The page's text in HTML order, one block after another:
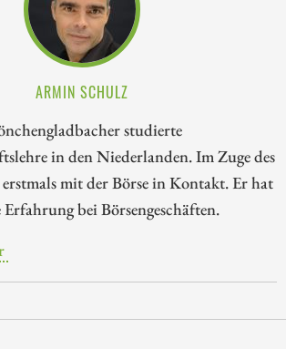
ARMIN SCHULZ
studierte
in den Niederlanden. Im Zuge des
mit der Börse in Kontakt. Er hat
Erfahrung bei Börsengeschäften.